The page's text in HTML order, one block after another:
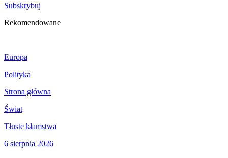
Subskrybuj
Rekomendowane
Europa
Polityka
Strona główna
Świat
Tłuste kłamstwa
6 sierpnia 2026